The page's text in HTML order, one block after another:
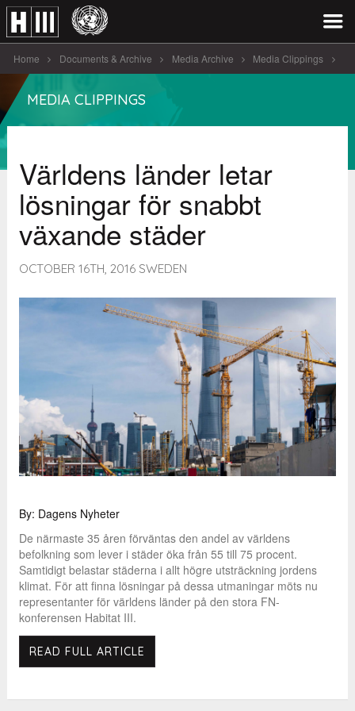
Home Documents & Archive Media Archive Media Clippings
Världens länder letar lö [...]
MEDIA CLIPPINGS
Världens länder letar
lösningar för snabbt
växande städer
OCTOBER 16TH, 2016 SWEDEN
By: Dagens Nyheter
De närmaste 35 åren förväntas den andel av världens
befolkning som lever i städer öka från 55 till 75 procent.
Samtidigt belastar städerna i allt högre utsträckning jordens
klimat. För att finna lösningar på dessa utmaningar möts nu
representanter för världens länder på den stora FN-
konferensen Habitat III.
READ FULL ARTICLE